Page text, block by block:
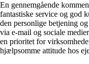
En gennemgående
fantastiske service og god
den personlige betjening
via e-mail og sociale
en prioritet for
hjælpsomme attitude hos